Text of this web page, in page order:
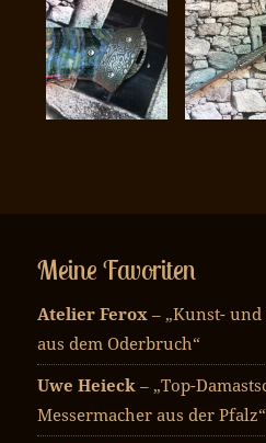
Meine Favoriten
Atelier Ferox– „Kunst- und
aus dem Oderbruch“
Uwe Heieck – „Top-
Messermacher aus der Pfalz“